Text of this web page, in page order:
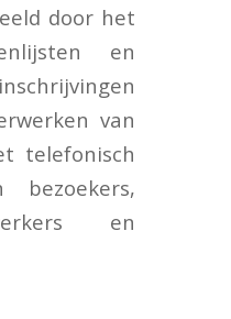
door het
en
van
telefonisch
en